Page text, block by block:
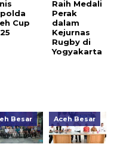
Cup
Raih Medali
Perak
dalam
Kejurnas
Rugby di
Yogyakarta
Besar Aceh Besar